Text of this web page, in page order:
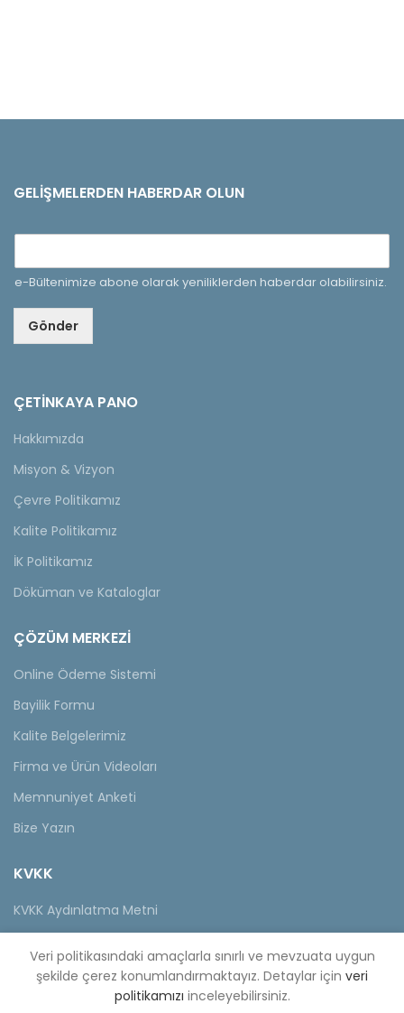
GELIŞMELERDEN HABERDAR OLUN
e-Bültenimize abone olarak yeniliklerden haberdar olabilirsiniz.
Gönder
ÇETINKAYA PANO
Hakkımızda
Misyon & Vizyon
Çevre Politikamız
Kalite Politikamız
İK Politikamız
Döküman ve Kataloglar
ÇÖZÜM MERKEZİ
Online Ödeme Sistemi
Bayilik Formu
Kalite Belgelerimiz
Firma ve Ürün Videoları
Memnuniyet Anketi
Bize Yazın
KVKK
KVKK Aydınlatma Metni
Tedarikçi Aydınlatma Metni
KDKKS Aydınlatma Metni
Veri politikasındaki amaçlarla sınırlı ve mevzuata uygun
şekilde çerez konumlandırmaktayız. Detaylar için veri
politikamızı inceleyebilirsiniz.